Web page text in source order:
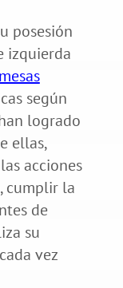
posesión
izquierda
según
logrado
ellas,
acciones
cumplir la
de
su
vez